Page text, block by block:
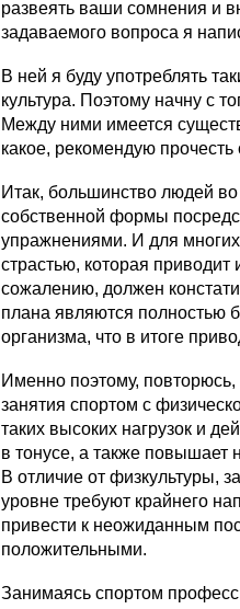
развеять ваши сомнения и
задаваемого вопроса я
В ней я буду употреблять
культура. Поэтому начну с
Между ними имеется
какое, рекомендую прочесть
Итак, большинство людей
собственной формы
упражнениями. И для
страстью, которая
сожалению, должен
плана являются полностью
организма, что в итоге
Именно поэтому,
занятия спортом с
таких высоких нагрузок и
в тонусе, а также повышает
В отличие от физкультуры,
уровне требуют крайнего
привести к неожиданным
положительными.
Занимаясь спортом